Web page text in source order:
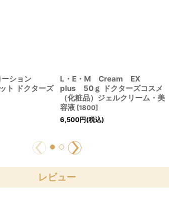
ーション
ドクターズ
L・E・M Cream EX
plus 50ｇ ドクターズコスメ
（化粧品）ジェルクリーム・美
容液 [1800]
6,500円(税込)
レビュー